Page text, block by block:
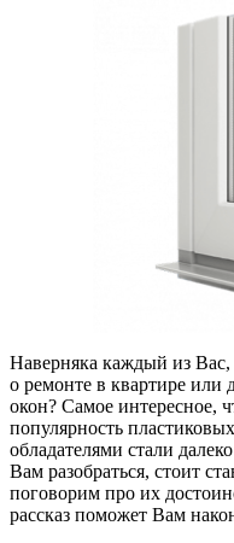
Наверняка каждый из Вас,
о ремонте в квартире или
окон? Самое интересное,
популярность
обладателями стали
Вам разобраться, стоит
поговорим про их
рассказ поможет Вам